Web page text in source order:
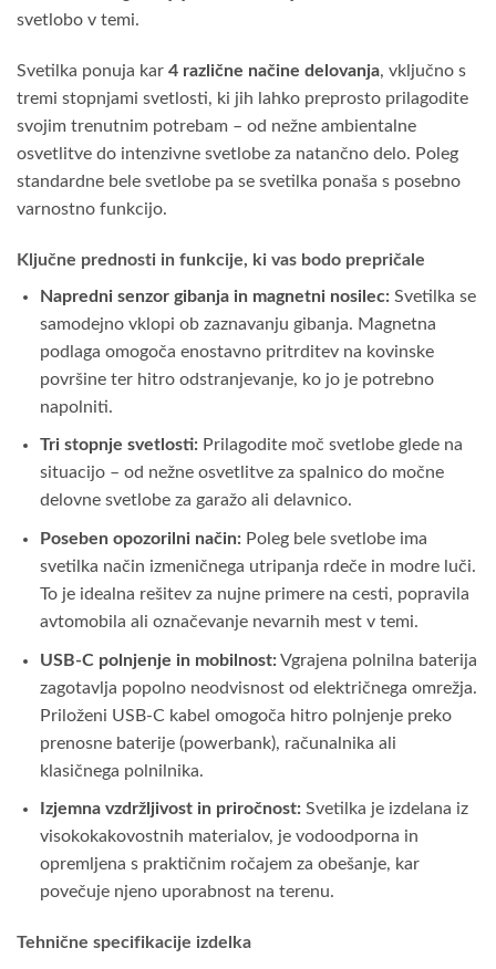
svetlobo v temi.
Svetilka ponuja kar 4 različne načine delovanja, vključno s
tremi stopnjami svetlosti, ki jih lahko preprosto prilagodite
svojim trenutnim potrebam – od nežne ambientalne
osvetlitve do intenzivne svetlobe za natančno delo. Poleg
standardne bele svetlobe pa se svetilka ponaša s posebno
varnostno funkcijo.
Ključne prednosti in funkcije, ki vas bodo prepričale
Napredni senzor gibanja in magnetni nosilec:Svetilka se
samodejno vklopi ob zaznavanju gibanja. Magnetna
podlaga omogoča enostavno pritrditev na kovinske
površine ter hitro odstranjevanje, ko jo je potrebno
napolniti.
Tri stopnje svetlosti:Prilagodite moč svetlobe glede na
situacijo – od nežne osvetlitve za spalnico do močne
delovne svetlobe za garažo ali delavnico.
Poseben opozorilni način:Poleg bele svetlobe ima
svetilka način izmeničnega utripanja rdeče in modre luči.
To je idealna rešitev za nujne primere na cesti, popravila
avtomobila ali označevanje nevarnih mest v temi.
USB-C polnjenje in mobilnost:Vgrajena polnilna baterija
zagotavlja popolno neodvisnost od električnega omrežja.
Priloženi USB-C kabel omogoča hitro polnjenje preko
prenosne baterije (powerbank), računalnika ali
klasičnega polnilnika.
Izjemna vzdržljivost in priročnost:Svetilka je izdelana iz
visokokakovostnih materialov, je vodoodporna in
opremljena s praktičnim ročajem za obešanje, kar
povečuje njeno uporabnost na terenu.
Tehnične specifikacije izdelka